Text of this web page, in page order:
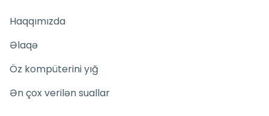
Haqqımızda
Əlaqə
Öz kompüterini yığ
Ən çox verilən suallar